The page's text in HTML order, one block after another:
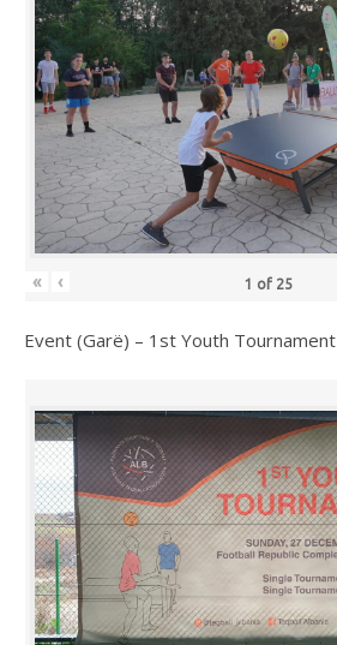
« ‹ 1 of 25
Event (Garë) – 1st Youth Tournament